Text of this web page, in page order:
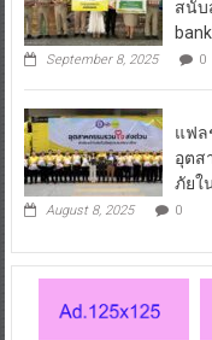
สนับ
September 8, 2025 0
แฟล
อุตส
ภัยใ
August 8, 2025 0